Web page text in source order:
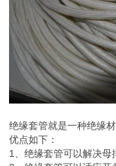
绝缘套管就是一种绝缘
优点如下：
1、绝缘套管可以解决母